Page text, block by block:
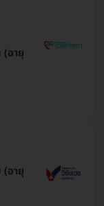
อายุ
อายุ